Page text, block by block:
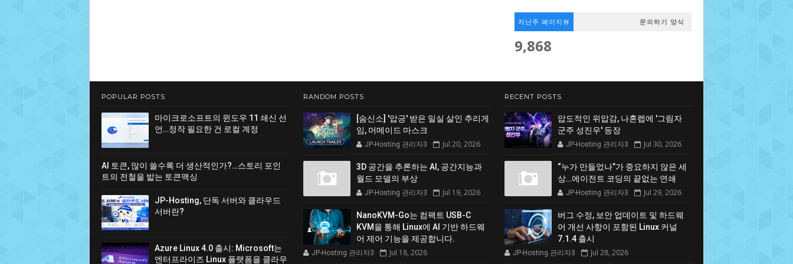
지난주 페이지뷰 문의하기 양식
9,868
POPULAR POSTS
마이크로소프트의 윈도우 11 쇄신 선
언…정작 필요한 건 로컬 계정
AI 토큰, 많이 쓸수록 더 생산적인가?…스토리 포인
트의 전철을 밟는 토큰맥싱
JP-Hosting, 단독 서버와 클라우드
서버란?
Azure Linux 4.0 출시: Microsoft는
엔터프라이즈 Linux 플랫폼을 클라우
RANDOM POSTS
[숨신소] '압긍' 받은 밀실 살인 추리게
임, 머메이드 마스크
JP-Hosting 관리자3 Jul 20, 2026
3D 공간을 추론하는 AI, 공간지능과
월드 모델의 부상
JP-Hosting 관리자3 Jul 19, 2026
NanoKVM-Go는 컴팩트 USB-C
KVM을 통해 Linux에 AI 기반 하드웨
어 제어 기능을 제공합니다.
JP-Hosting 관리자3 Jul 18, 2026
RECENT POSTS
압도적인 위압감, 나혼렙에 '그림자
군주 성진우' 등장
JP-Hosting 관리자3 Jul 30, 2026
“누가 만들었나”가 중요하지 않은 세
상…에이전트 코딩의 끝없는 연쇄
JP-Hosting 관리자3 Jul 29, 2026
버그 수정, 보안 업데이트 및 하드웨
어 개선 사항이 포함된 Linux 커널
7.1.4 출시
JP-Hosting 관리자3 Jul 28, 2026